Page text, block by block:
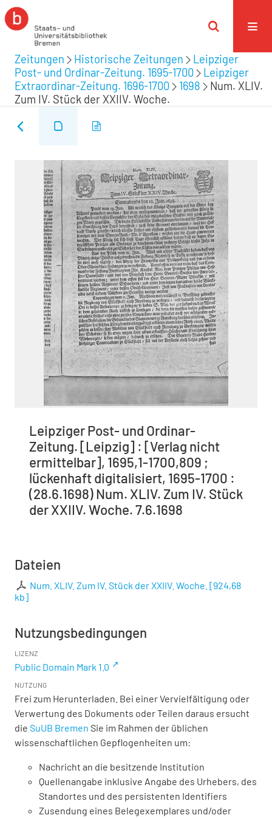
Zeitungen Historische Zeitungen
Leipziger
Post- und Ordinar-Zeitung. 1695-1700
Leipziger
Extraordinar-Zeitung. 1696-1700
1698
Num. XLIV.
Zum IV. Stück der XXIIV. Woche.
Leipziger Post- und Ordinar-
Zeitung. [Leipzig] : [Verlag nicht
ermittelbar], 1695,1-1700,809 ;
lückenhaft digitalisiert, 1695-1700 :
(28.6.1698) Num. XLIV. Zum IV. Stück
der XXIIV. Woche. 7.6.1698
Dateien
Num. XLIV. Zum IV. Stück der XXIIV. Woche. [924,68
kb]
Nutzungsbedingungen
LIZENZ
Public Domain Mark 1.0
NUTZUNG
Frei zum Herunterladen. Bei einer Vervielfältigung oder
Verwertung des Dokuments oder Teilen daraus ersucht
die SuUB Bremen Sie im Rahmen der üblichen
wissenschaftlichen Gepflogenheiten um:
Nachricht an die besitzende Institution
Quellenangabe inklusive Angabe des Urhebers, des
Standortes und des persistenten Identifiers
Zusendung eines Belegexemplares und/oder